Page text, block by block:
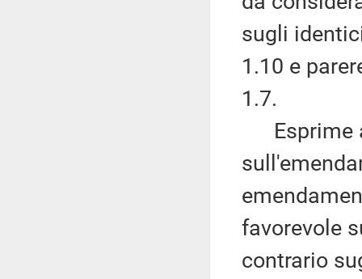
sugli
1.10 e
1.7.
Esprime
favorevole
contrario